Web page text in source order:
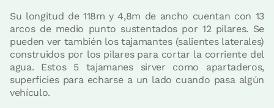
Su longitud de 118m y 4,8m de ancho cuentan con 13
arcos de medio punto sustentados por 12 pilares. Se
pueden ver también los tajamantes (salientes laterales)
construidos por los pilares para cortar la corriente del
agua. Estos 5 tajamanes sirver como apartaderos,
superficies para echarse a un lado cuando pasa algún
vehículo.